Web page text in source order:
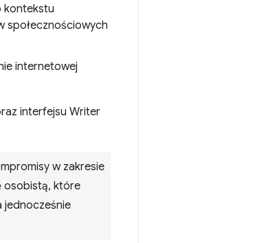
kontekstu
społecznościowych
internetowej
interfejsu Writer
w zakresie
osobistą, które
jednocześnie